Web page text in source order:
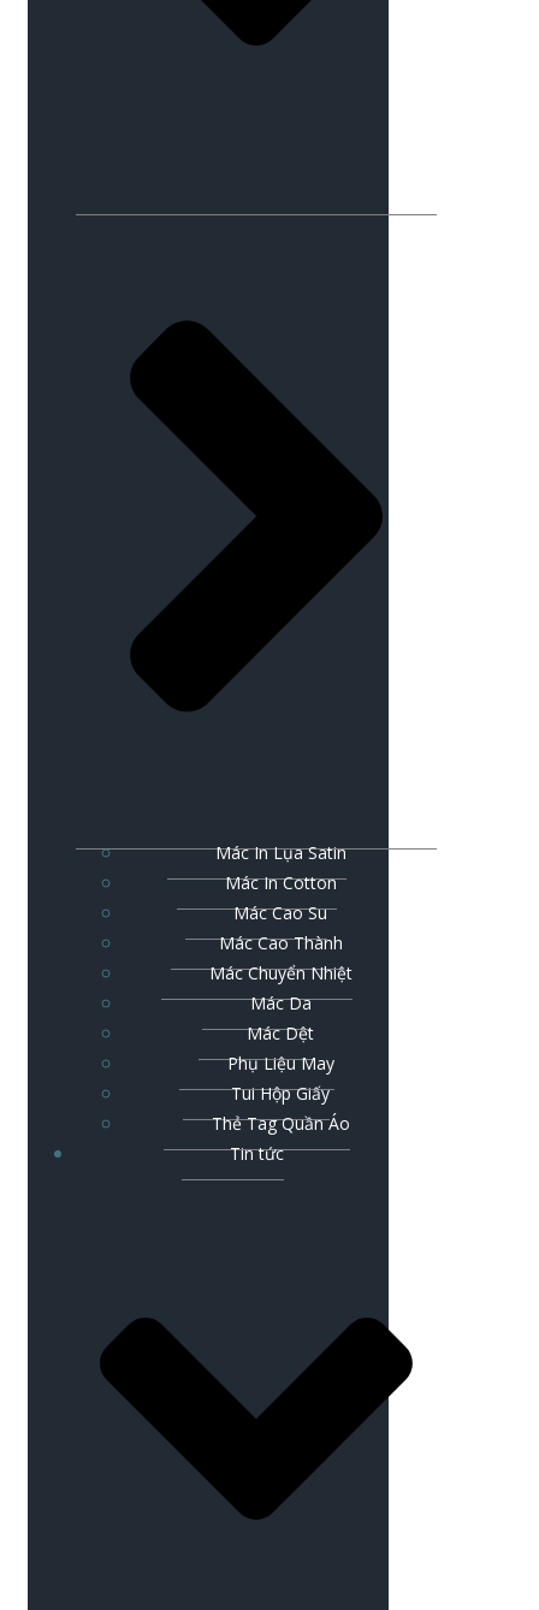
Mác In Lụa Satin
Mác In Cotton
Mác Cao Su
Mác Cao Thành
Mác Chuyển Nhiệt
Mác Da
Mác Dệt
Phụ Liệu May
Tui Hộp Giấy
Thẻ Tag Quần Áo
Tin tức